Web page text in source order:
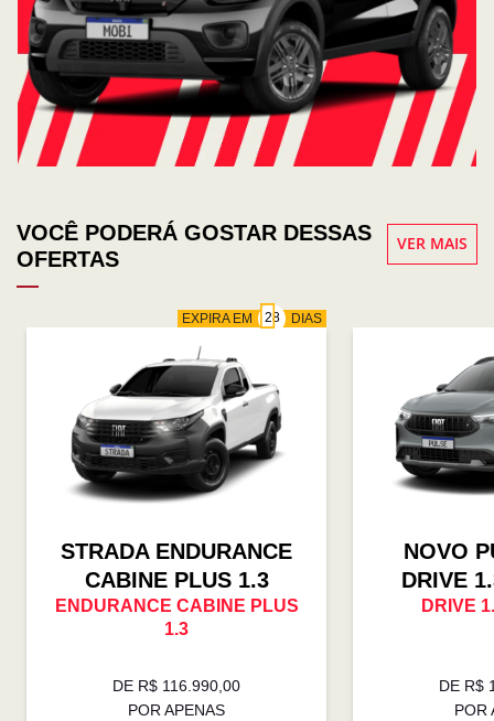
VOCÊ PODERÁ GOSTAR DESSAS
OFERTAS
VER MAIS
EXPIRA EM DIAS
STRADA ENDURANCE
CABINE PLUS 1.3
ENDURANCE CABINE PLUS
1.3
DE R$ 116.990,00
POR APENAS
NOVO
DRIVE
DRIVE
DE R$
POR